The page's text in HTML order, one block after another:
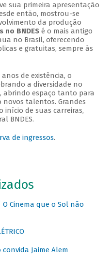
sua primeira apresentação
então, mostrou-se
da produção
no BNDESé o mais antigo
no Brasil, oferecendo
e gratuitas, sempre às
de existência, o
a diversidade no
abrindo espaço tanto para
talentos. Grandes
início de suas carreiras,
BNDES.
de ingressos.
O Cinema que o Sol não
Jaime Alem